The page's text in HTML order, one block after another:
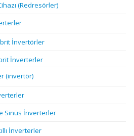
(Redresörler)
İnvertörler
İnverterler
(invertör)
Sinüs İnverterler
İnverterler